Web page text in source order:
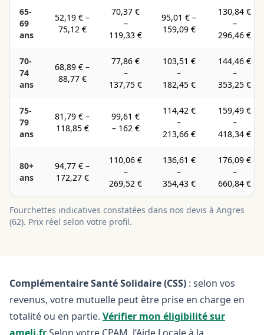
65-
69
ans
52,19 € –
75,12 €
70,37 €
–
119,33 €
95,01 € –
159,09 €
130,84 €
–
296,46 €
70-
74
ans
68,89 € –
88,77 €
77,86 €
–
137,75 €
103,51 €
–
182,45 €
144,46 €
–
353,25 €
75-
79
ans
81,79 € –
118,85 €
99,61 €
– 162 €
114,42 €
–
213,66 €
159,49 €
–
418,34 €
80+
ans
94,77 € –
172,27 €
110,06 €
–
269,52 €
136,61 €
–
354,43 €
176,09 €
–
660,84 €
Fourchettes indicatives constatées dans nos devis à Angres
(62). Prix réel selon votre profil.
Complémentaire Santé Solidaire (CSS) : selon vos
revenus, votre mutuelle peut être prise en charge en
totalité ou en partie. Vérifier mon éligibilité sur